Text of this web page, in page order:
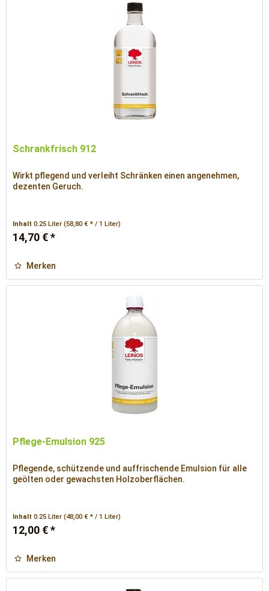
Schrankfrisch 912
Wirkt pflegend und verleiht Schränken einen angenehmen,
dezenten Geruch.
Inhalt0.25 Liter(58,80 € * / 1 Liter)
14,70 € *
Merken
Pflege-Emulsion 925
Pflegende, schützende und auffrischende Emulsion für alle
geölten oder gewachsten Holzoberflächen.
Inhalt0.25 Liter(48,00 € * / 1 Liter)
12,00 € *
Merken